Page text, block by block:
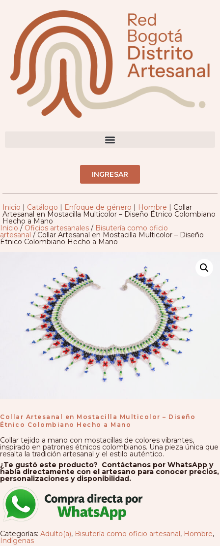
INGRESAR
Inicio | Catálogo | Enfoque de género | Hombre | Collar
Artesanal en Mostacilla Multicolor – Diseño Étnico Colombiano
Hecho a Mano
Inicio / Oficios artesanales / Bisutería como oficio
artesanal / Collar Artesanal en Mostacilla Multicolor – Diseño
Étnico Colombiano Hecho a Mano
Collar Artesanal en Mostacilla Multicolor – Diseño
Étnico Colombiano Hecho a Mano
Collar tejido a mano con mostacillas de colores vibrantes,
inspirado en patrones étnicos colombianos. Una pieza única que
resalta la tradición artesanal y el estilo auténtico.
¿Te gustó este producto? Contáctanos por WhatsApp y
habla directamente con el artesano para conocer precios,
personalizaciones y disponibilidad.
Categorías: Adulto(a), Bisutería como oficio artesanal, Hombre,
Indígenas